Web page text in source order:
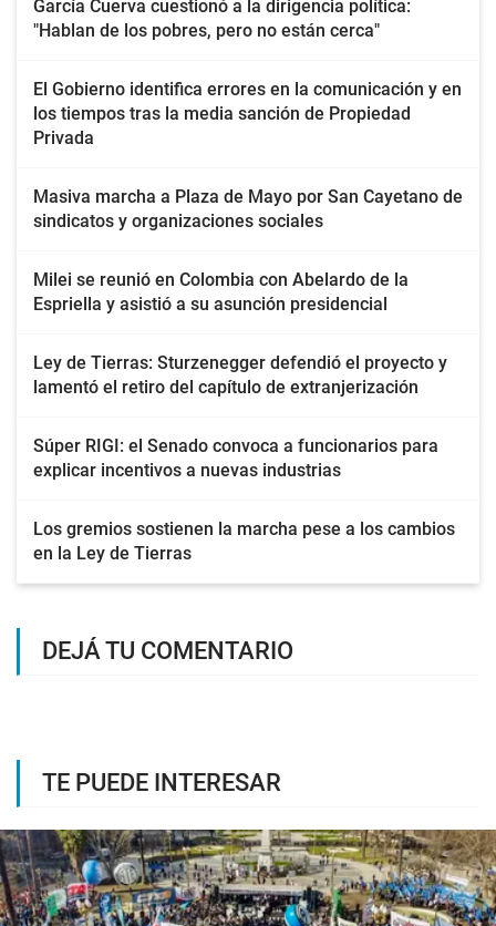
García Cuerva cuestionó a la dirigencia política:
"Hablan de los pobres, pero no están cerca"
El Gobierno identifica errores en la comunicación y en
los tiempos tras la media sanción de Propiedad
Privada
Masiva marcha a Plaza de Mayo por San Cayetano de
sindicatos y organizaciones sociales
Milei se reunió en Colombia con Abelardo de la
Espriella y asistió a su asunción presidencial
Ley de Tierras: Sturzenegger defendió el proyecto y
lamentó el retiro del capítulo de extranjerización
Súper RIGI: el Senado convoca a funcionarios para
explicar incentivos a nuevas industrias
Los gremios sostienen la marcha pese a los cambios
en la Ley de Tierras
DEJÁ TU COMENTARIO
TE PUEDE INTERESAR